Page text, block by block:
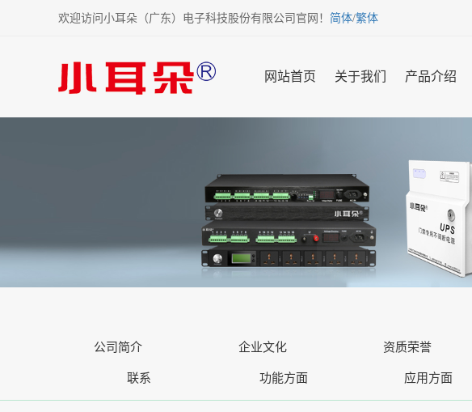
欢迎访问小耳朵（广东）电子科技股份有限公司官网！ 简体/繁体
网站首页 关于我们 产品介绍
公司简介 企业文化 资质荣誉
联系 功能方面 应用方面